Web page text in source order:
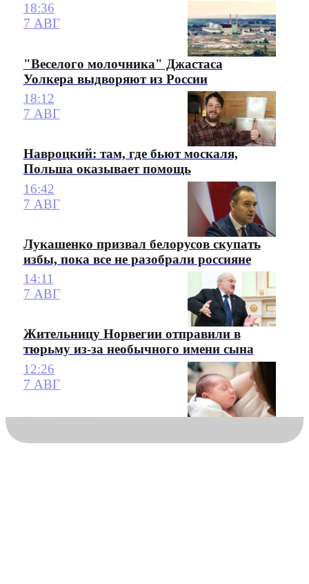
18:36
7 АВГ
"Веселого молочника" Джастаса
Уолкера выдворяют из России
18:12
7 АВГ
Навроцкий: там, где бьют москаля,
Польша оказывает помощь
16:42
7 АВГ
Лукашенко призвал белорусов скупать
избы, пока все не разобрали россияне
14:11
7 АВГ
Жительницу Норвегии отправили в
тюрьму из-за необычного имени сына
12:26
7 АВГ